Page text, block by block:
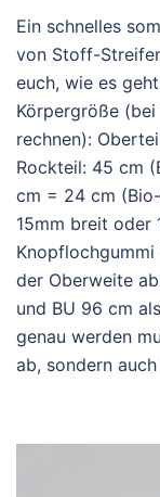
Ein schnelles
von Stoff-
euch, wie es
Körpergröße
rechnen):
Rockteil: 45 cm
cm = 24 cm
15mm breit oder
Knopflochgummi
der Oberweite
und BU 96 cm
genau werden
ab, sondern